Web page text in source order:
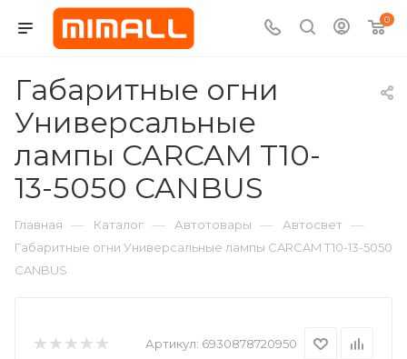
0
Габаритные огни
Универсальные
лампы CARCAM T10-
13-5050 CANBUS
Главная — Каталог — Автотовары — Автосвет —
Габаритные огни Универсальные лампы CARCAM T10-13-5050
CANBUS
Артикул: 6930878720950